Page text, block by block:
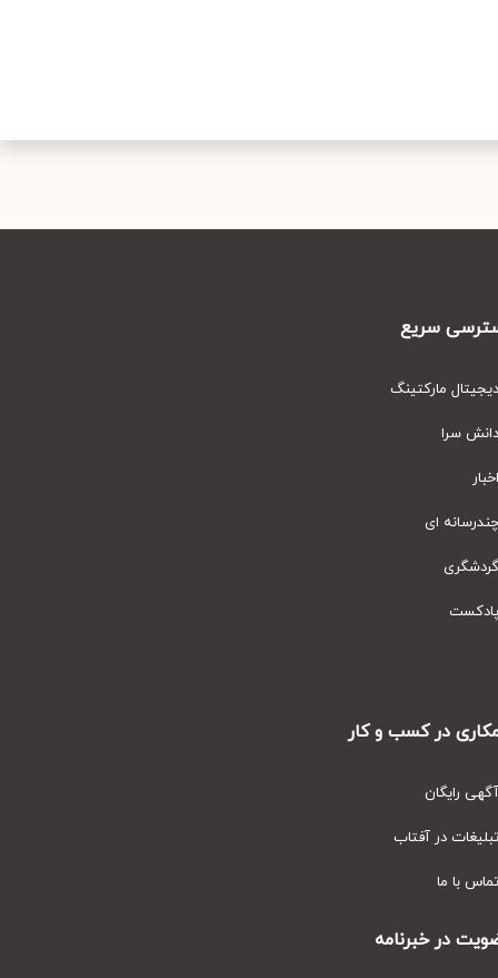
سریع
مارکتینگ
سرا
ای
در کسب و کار
رایگان
در آفتاب
با ما
در خبرنامه